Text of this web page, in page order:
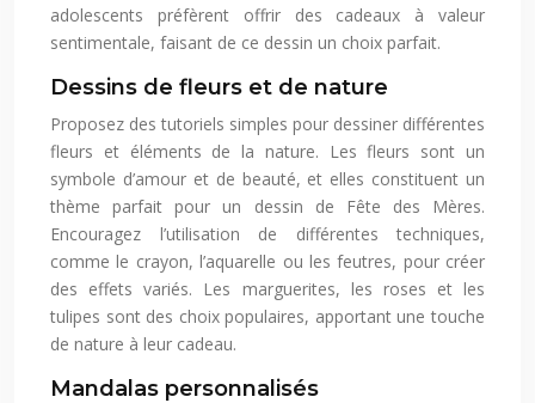
adolescents préfèrent offrir des cadeaux à valeur
sentimentale, faisant de ce dessin un choix parfait.
Dessins de fleurs et de nature
Proposez des tutoriels simples pour dessiner différentes
fleurs et éléments de la nature. Les fleurs sont un
symbole d’amour et de beauté, et elles constituent un
thème parfait pour un dessin de Fête des Mères.
Encouragez l’utilisation de différentes techniques,
comme le crayon, l’aquarelle ou les feutres, pour créer
des effets variés. Les marguerites, les roses et les
tulipes sont des choix populaires, apportant une touche
de nature à leur cadeau.
Mandalas personnalisés